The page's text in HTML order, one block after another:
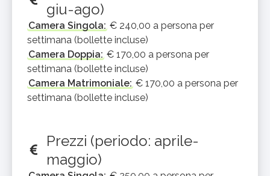
giu-ago)
Camera Singola: € 240,00 a persona per
settimana (bollette incluse)
Camera Doppia: € 170,00 a persona per
settimana (bollette incluse)
Camera Matrimoniale: € 170,00 a persona per
settimana (bollette incluse)
Prezzi (periodo: aprile-
maggio)